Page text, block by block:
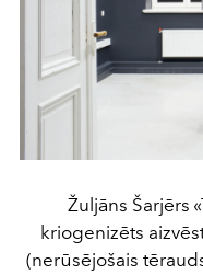
Žuljāns Šarjērs
kriogenizēts
(nerūsējošais